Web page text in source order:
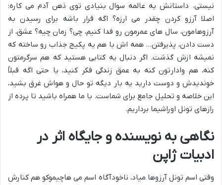
نیستی. داستانش یه عالمه سوال بنیادی توی ذهن آدم می کاره:
اصلا آرزو کردن چقدر می ارزه؟ اگه قرار باشه برای رسیدن به
آرزوهامون، سال های عمرمون رو فدا کنیم، چی؟ زمان چیه؟ عشق، از
دست دادن، پذیرفتن… همه اش با هم یه پکیج جذاب رو ساخته که
نمیشه ازش گذشت. اگر دنبال یه کتابی هستید که هم سرگرمتون
کنه، هم وادارتون کنه به عمق زندگی فکر کنید، یا حتی اگه قبلاً
خوندیدش و دوست دارید یه بار دیگه تو حال و هواش غرق بشید،
این خلاصه و تحلیل جامع برای شماست. با ما همراه باشید تا پرده از
رازهای تونل اوراشیما برداریم.
نگاهی به نویسنده و جایگاه اثر در
ادبیات ژاپن
وقتی اسم تونل آرزوها میاد، ناخودآگاه اسم می هاچیموکو هم کنارش